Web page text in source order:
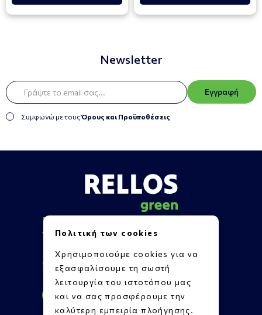
Newsletter
Εγγραφή
Συμφωνώ με τουςΌρους και Προϋποθέσεις
Πληροφορίες
Υποστήριξη
Επικοινωνία
Social Media
Πολιτική των cookies
Χρησιμοποιούμε cookies για να
εξασφαλίσουμε τη σωστή
λειτουργία του ιστοτόπου μας
και να σας προσφέρουμε την
καλύτερη εμπειρία πλοήγησης.